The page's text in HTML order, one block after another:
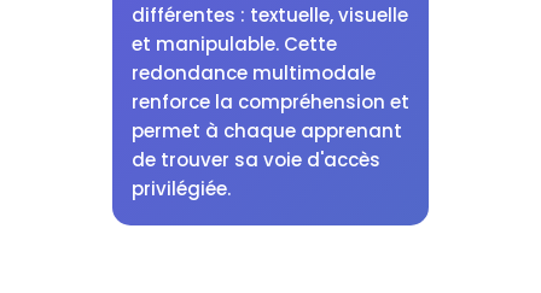
différentes : textuelle, visuelle
et manipulable. Cette
redondance multimodale
renforce la compréhension et
permet à chaque apprenant
de trouver sa voie d'accès
privilégiée.